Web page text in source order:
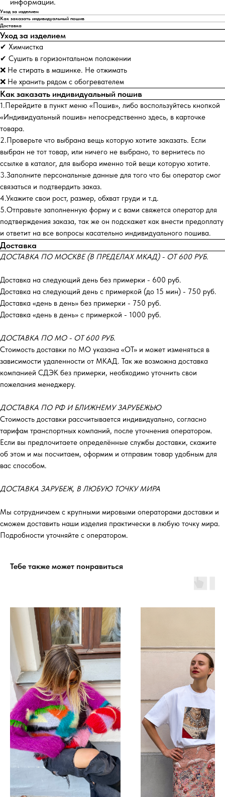
информации.
Уход за изделием
Как заказать индивидуальный пошив
Доставка
Уход за изделием
✔ Химчистка
✔ Сушить в горизонтальном положении
❌ Не стирать в машинке. Не отжимать
❌ Не хранить рядом с обогревателем
Как заказать индивидуальный пошив
1.Перейдите в пункт меню «Пошив», либо воспользуйтесь кнопкой
«Индивидуальный пошив» непосредственно здесь, в карточке
товара.
2.Проверьте что выбрана вещь которую хотите заказать. Если
выбран не тот товар, или ничего не выбрано, то вернитесь по
ссылке в каталог, для выбора именно той вещи которую хотите.
3.Заполните персональные данные для того что бы оператор смог
связаться и подтвердить заказ.
4.Укажите свои рост, размер, обхват груди и т.д.
5.Отправьте заполненную форму и с вами свяжется оператор для
подтверждения заказа, так же он подскажет как внести предоплату
и ответит на все вопросы касательно индивидуального пошива.
Доставка
ДОСТАВКА ПО МОСКВЕ (В ПРЕДЕЛАХ МКАД) - ОТ 600 РУБ.
Доставка на следующий день без примерки - 600 руб.
Доставка на следующий день с примеркой (до 15 мин) - 750 руб.
Доставка «день в день» без примерки - 750 руб.
Доставка «день в день» с примеркой - 1000 руб.
ДОСТАВКА ПО МО - ОТ 600 РУБ.
Стоимость доставки по МО указана «ОТ»‎ и может изменяться в
зависимости удаленности от МКАД. Так же возможна доставка
компанией СДЭК без примерки, необходимо уточнить свои
пожелания менеджеру.
ДОСТАВКА ПО РФ И БЛИЖНЕМУ ЗАРУБЕЖЬЮ
Стоимость доставки рассчитывается индивидуально, согласно
тарифам транспортных компаний, после уточнения оператором.
Если вы предпочитаете определённые службы доставки, скажите
об этом и мы посчитаем, оформим и отправим товар удобным для
вас способом.
ДОСТАВКА ЗАРУБЕЖ, В ЛЮБУЮ ТОЧКУ МИРА
Мы сотрудничаем с крупными мировыми операторами доставки и
сможем доставить наши изделия практически в любую точку мира.
Подробности уточняйте с оператором.
Тебе также может понравиться